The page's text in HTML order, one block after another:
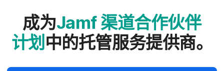
成为Jamf渠道​合作​伙伴​
计划 中​的​托管​服务​提供商。